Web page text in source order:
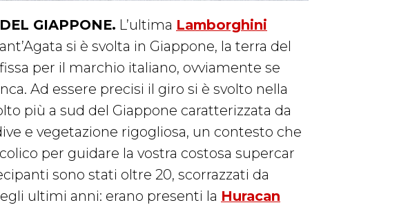
GIAPPONE. L’ultima Lamborghini
si è svolta in Giappone, la terra del
per il marchio italiano, ovviamente se
Ad essere precisi il giro si è svolto nella
più a sud del Giappone caratterizzata da
e vegetazione rigogliosa, un contesto che
per guidare la vostra costosa supercar
sono stati oltre 20, scorrazzati da
ultimi anni: erano presenti la Huracan